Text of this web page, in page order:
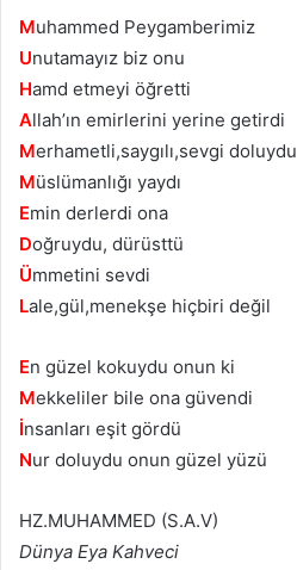
Muhammed Peygamberimiz
Unutamayız biz onu
Hamd etmeyi öğretti
Allah’ın emirlerini yerine getirdi
Merhametli,saygılı,sevgi doluydu
Müslümanlığı yaydı
Emin derlerdi ona
Doğruydu, dürüsttü
Ümmetini sevdi
Lale,gül,menekşe hiçbiri değil
En güzel kokuydu onun ki
Mekkeliler bile ona güvendi
İnsanları eşit gördü
Nur doluydu onun güzel yüzü
HZ.MUHAMMED (S.A.V)
Dünya Eya Kahveci